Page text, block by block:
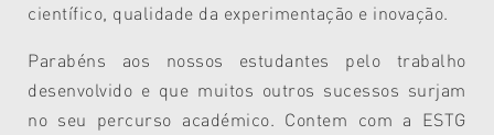
científico, qualidade da experimentação e inovação.
Parabéns aos nossos estudantes pelo trabalho
desenvolvido e que muitos outros sucessos surjam
no seu percurso académico. Contem com a ESTG